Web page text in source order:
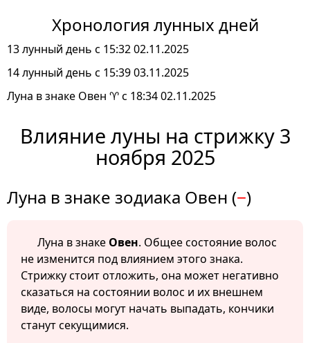
Хронология лунных дней
13 лунный день с 15:32 02.11.2025
14 лунный день с 15:39 03.11.2025
Луна в знаке Овен ♈ с 18:34 02.11.2025
Влияние луны на стрижку 3
ноября 2025
Луна в знаке зодиака Овен (−)
Луна в знаке Овен. Общее состояние волос
не изменится под влиянием этого знака.
Стрижку стоит отложить, она может негативно
сказаться на состоянии волос и их внешнем
виде, волосы могут начать выпадать, кончики
станут секущимися.